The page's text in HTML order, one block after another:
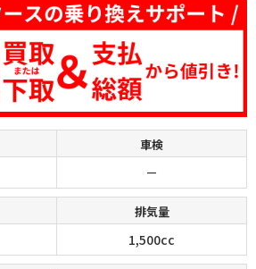
車検
－
排気量
1,500cc